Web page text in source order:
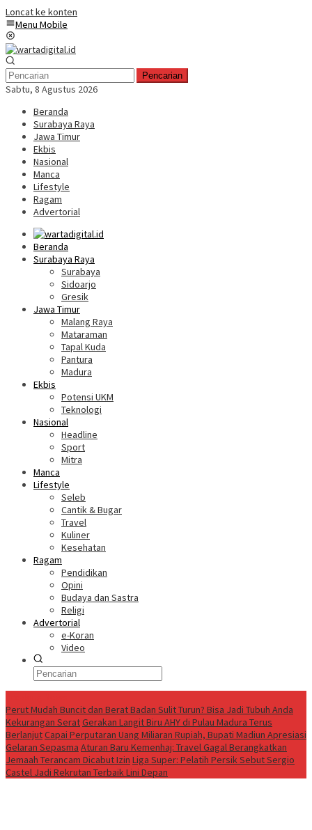
Loncat ke konten
Menu Mobile
Pencarian
Sabtu, 8 Agustus 2026
Beranda
Surabaya Raya
Jawa Timur
Ekbis
Nasional
Manca
Lifestyle
Ragam
Advertorial
Beranda
Surabaya Raya
Surabaya
Sidoarjo
Gresik
Jawa Timur
Malang Raya
Mataraman
Tapal Kuda
Pantura
Madura
Ekbis
Potensi UKM
Teknologi
Nasional
Headline
Sport
Mitra
Manca
Lifestyle
Seleb
Cantik & Bugar
Travel
Kuliner
Kesehatan
Ragam
Pendidikan
Opini
Budaya dan Sastra
Religi
Advertorial
e-Koran
Video
Perut Mudah Buncit dan Berat Badan Sulit Turun? Bisa Jadi Tubuh Anda
Kekurangan SeratGerakan Langit Biru AHY di Pulau Madura Terus
BerlanjutCapai Perputaran Uang Miliaran Rupiah, Bupati Madiun Apresiasi
Gelaran Sepasma Aturan Baru Kemenhaj: Travel Gagal Berangkatkan
Jemaah Terancam Dicabut Izin Liga Super: Pelatih Persik Sebut Sergio
Castel Jadi Rekrutan Terbaik Lini Depan